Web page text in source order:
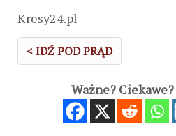
Kresy24.pl
< IDŹ POD PRĄD
Ważne?